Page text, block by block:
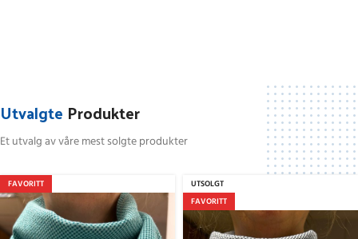
Utvalgte Produkter
Et utvalg av våre mest solgte produkter
FAVORITT
UTSOLGT
FAVORITT